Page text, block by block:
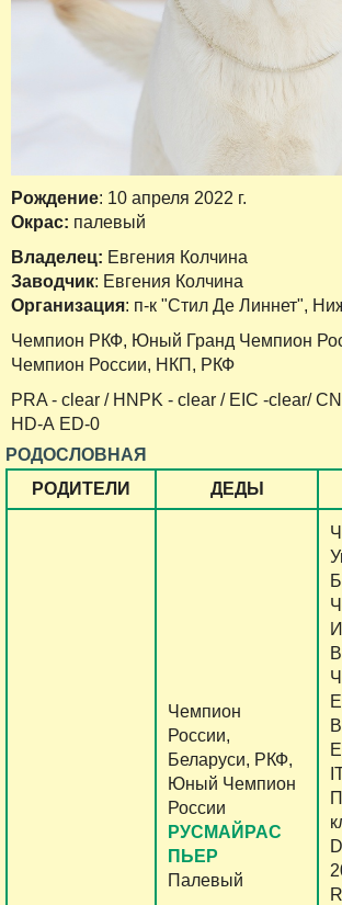
Рождение: 10 апреля 2022 г.
Окрас: палевый
Владелец: Евгения Колчина
Заводчик: Евгения Колчина
Организация: п-к "Стил Де Линнет",
Чемпион РКФ, Юный Гранд Чемпион
Чемпион России, НКП, РКФ
PRA - clear / HNPK - clear / EIC -clear/
HD-А ED-0
РОДОСЛОВНАЯ
РОДИТЕЛИ
ДЕДЫ
Чемпион
России,
Беларуси, РКФ,
Юный Чемпион
России
РУСМАЙРАС
ПЬЕР
Палевый